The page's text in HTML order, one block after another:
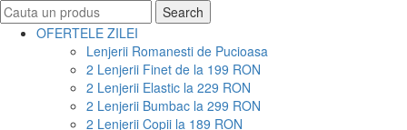
Search
for:
Search
OFERTELE ZILEI
Lenjerii Romanesti de Pucioasa
2 Lenjerii Finet de la 199 RON
2 Lenjerii Elastic la 229 RON
2 Lenjerii Bumbac la 299 RON
2 Lenjerii Copii la 189 RON